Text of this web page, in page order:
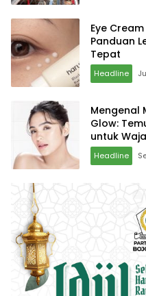
Eye
Panduan
Tepat
Headline
Mengenal
Glow:
untuk
Headline